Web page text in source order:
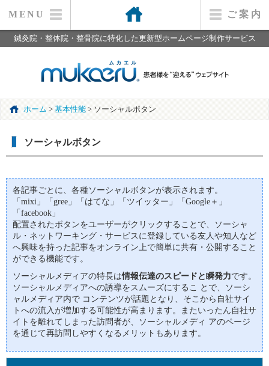
MENU ご 案 内
鍼灸院・整体院・整骨院に特化した更新型ホームページ制作サービス
ホーム > 基本性能 > ソーシャルボタン
ソーシャルボタン
各記事ごとに、各種ソーシャルボタンが表示されます。
「mixi」「gree」「はてな」「ツイッター」「Google＋」
「facebook」
配置されたボタンをユーザーがクリックすることで、ソーシャ
ル・ネットワーキング・サービスに登録している友人や知人など
へ興味を持った記事をオンライン上で簡単に共有・公開すること
ができる機能です。
ソーシャルメディアの特長は情報伝達のスピードと瞬発力です。
ソーシャルメディアへの誘導をスムーズにするこ とで、ソーシ
ャルメディア内で コンテンツが話題となり、そこから自社サイ
トへの流入が増加する可能性が高まります。またいったん自社サ
イトを離れてしまった訪問者が、ソーシャルメディ アのページ
を通じて再訪問しやすくなるメリットもあります。